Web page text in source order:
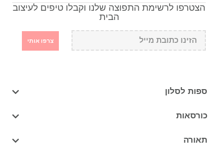
הצטרפו לרשימת התפוצה שלנו וקבלו טיפים לעיצוב
הבית
צרפו אותי
ספות לסלון
כורסאות
תאורה